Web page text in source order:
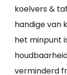
koelvers &
handige van
het minpunt
verminderd